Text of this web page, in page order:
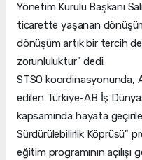
Yönetim Kurulu Başkanı
ticarette yaşanan
dönüşüm artık bir tercih
zorunluluktur" dedi.
STSO koordinasyonunda,
edilen Türkiye-AB İş
kapsamında hayata
Sürdürülebilirlik Köprüsü"
eğitim programının açılışı